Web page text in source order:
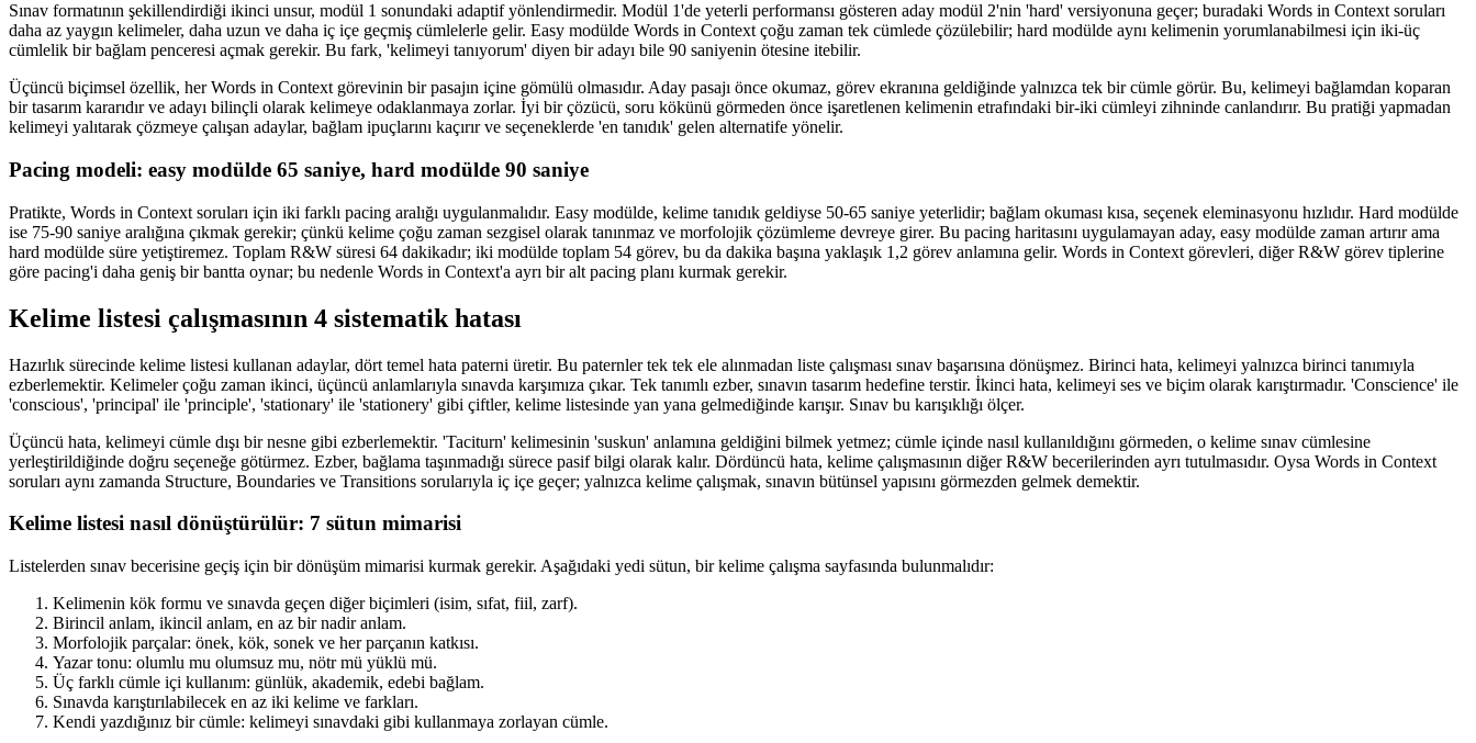
Sınav formatının şekillendirdiği ikinci unsur, modül 1 sonundaki adaptif yönlendirmedir. Modül 1'de yeterli performansı gösteren aday modül 2'nin 'hard' versiyonuna geçer; buradaki Words in Context soruları
daha az yaygın kelimeler, daha uzun ve daha iç içe geçmiş cümlelerle gelir. Easy modülde Words in Context çoğu zaman tek cümlede çözülebilir; hard modülde aynı kelimenin yorumlanabilmesi için iki-üç
cümlelik bir bağlam penceresi açmak gerekir. Bu fark, 'kelimeyi tanıyorum' diyen bir adayı bile 90 saniyenin ötesine itebilir.
Üçüncü biçimsel özellik, her Words in Context görevinin bir pasajın içine gömülü olmasıdır. Aday pasajı önce okumaz, görev ekranına geldiğinde yalnızca tek bir cümle görür. Bu, kelimeyi bağlamdan koparan
bir tasarım kararıdır ve adayı bilinçli olarak kelimeye odaklanmaya zorlar. İyi bir çözücü, soru kökünü görmeden önce işaretlenen kelimenin etrafındaki bir-iki cümleyi zihninde canlandırır. Bu pratiği yapmadan
kelimeyi yalıtarak çözmeye çalışan adaylar, bağlam ipuçlarını kaçırır ve seçeneklerde 'en tanıdık' gelen alternatife yönelir.
Pacing modeli: easy modülde 65 saniye, hard modülde 90 saniye
Pratikte, Words in Context soruları için iki farklı pacing aralığı uygulanmalıdır. Easy modülde, kelime tanıdık geldiyse 50-65 saniye yeterlidir; bağlam okuması kısa, seçenek eleminasyonu hızlıdır. Hard modülde
ise 75-90 saniye aralığına çıkmak gerekir; çünkü kelime çoğu zaman sezgisel olarak tanınmaz ve morfolojik çözümleme devreye girer. Bu pacing haritasını uygulamayan aday, easy modülde zaman artırır ama
hard modülde süre yetiştiremez. Toplam R&W süresi 64 dakikadır; iki modülde toplam 54 görev, bu da dakika başına yaklaşık 1,2 görev anlamına gelir. Words in Context görevleri, diğer R&W görev tiplerine
göre pacing'i daha geniş bir bantta oynar; bu nedenle Words in Context'a ayrı bir alt pacing planı kurmak gerekir.
Kelime listesi çalışmasının 4 sistematik hatası
Hazırlık sürecinde kelime listesi kullanan adaylar, dört temel hata paterni üretir. Bu paternler tek tek ele alınmadan liste çalışması sınav başarısına dönüşmez. Birinci hata, kelimeyi yalnızca birinci tanımıyla
ezberlemektir. Kelimeler çoğu zaman ikinci, üçüncü anlamlarıyla sınavda karşımıza çıkar. Tek tanımlı ezber, sınavın tasarım hedefine terstir. İkinci hata, kelimeyi ses ve biçim olarak karıştırmadır. 'Conscience' ile
'conscious', 'principal' ile 'principle', 'stationary' ile 'stationery' gibi çiftler, kelime listesinde yan yana gelmediğinde karışır. Sınav bu karışıklığı ölçer.
Üçüncü hata, kelimeyi cümle dışı bir nesne gibi ezberlemektir. 'Taciturn' kelimesinin 'suskun' anlamına geldiğini bilmek yetmez; cümle içinde nasıl kullanıldığını görmeden, o kelime sınav cümlesine
yerleştirildiğinde doğru seçeneğe götürmez. Ezber, bağlama taşınmadığı sürece pasif bilgi olarak kalır. Dördüncü hata, kelime çalışmasının diğer R&W becerilerinden ayrı tutulmasıdır. Oysa Words in Context
soruları aynı zamanda Structure, Boundaries ve Transitions sorularıyla iç içe geçer; yalnızca kelime çalışmak, sınavın bütünsel yapısını görmezden gelmek demektir.
Kelime listesi nasıl dönüştürülür: 7 sütun mimarisi
Listelerden sınav becerisine geçiş için bir dönüşüm mimarisi kurmak gerekir. Aşağıdaki yedi sütun, bir kelime çalışma sayfasında bulunmalıdır:
Kelimenin kök formu ve sınavda geçen diğer biçimleri (isim, sıfat, fiil, zarf).
Birincil anlam, ikincil anlam, en az bir nadir anlam.
Morfolojik parçalar: önek, kök, sonek ve her parçanın katkısı.
Yazar tonu: olumlu mu olumsuz mu, nötr mü yüklü mü.
Üç farklı cümle içi kullanım: günlük, akademik, edebi bağlam.
Sınavda karıştırılabilecek en az iki kelime ve farkları.
Kendi yazdığınız bir cümle: kelimeyi sınavdaki gibi kullanmaya zorlayan cümle.